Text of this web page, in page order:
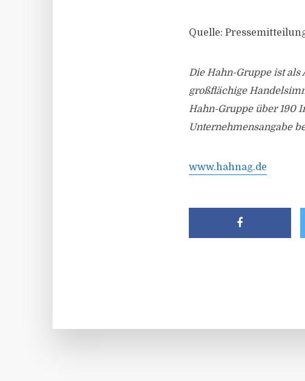
Quelle:
Die Hahn-Gruppe ist
großflächige
Hahn-Gruppe über 190
Unternehmensangabe
www.hahnag.de